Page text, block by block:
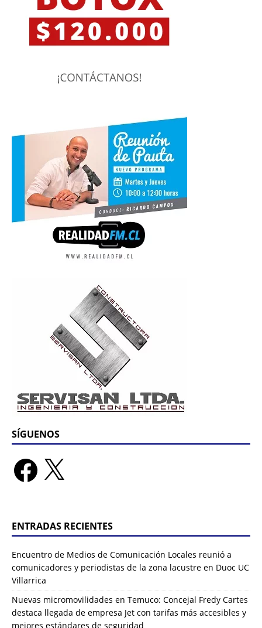
SÍGUENOS
ENTRADAS RECIENTES
Encuentro de Medios de Comunicación Locales reunió a
comunicadores y periodistas de la zona lacustre en Duoc UC
Villarrica
Nuevas micromovilidades en Temuco: Concejal Fredy Cartes
destaca llegada de empresa Jet con tarifas más accesibles y
mejores estándares de seguridad